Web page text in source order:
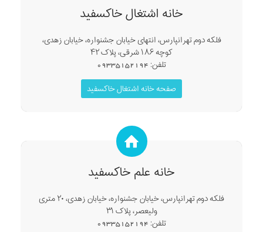
خانه اشتغال خاکسفید
فلکه دوم تهرانپارس، انتهای خیابان جشنواره، خیابان زهدی،
کوچه ۱۸۶ شرقی، پلاک ۴۲
تلفن: 09335152194
صفحه خانه اشتغال خاکسفید
خانه علم خاکسفید
فلکه دوم تهرانپارس، خیابان جشنواره، خیابان زهدی، ۲۰ متری
ولیعصر، پلاک ۳۱
تلفن: 09335152194